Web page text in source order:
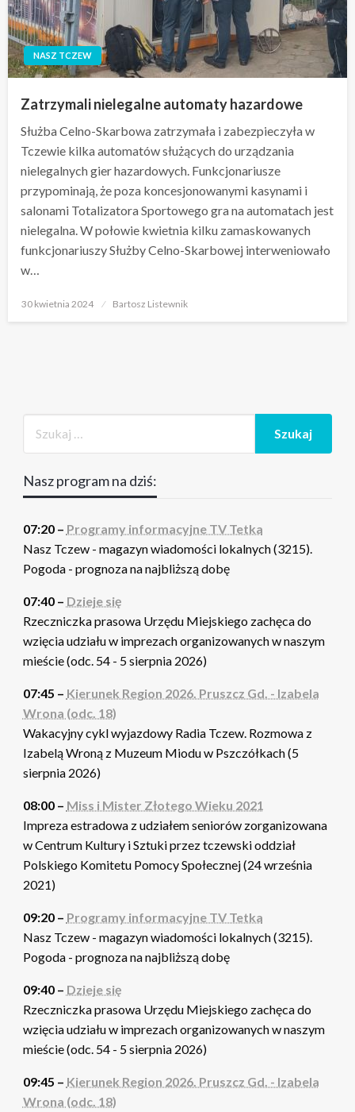
NASZ TCZEW
Zatrzymali nielegalne automaty hazardowe
Służba Celno-Skarbowa zatrzymała i zabezpieczyła w
Tczewie kilka automatów służących do urządzania
nielegalnych gier hazardowych. Funkcjonariusze
przypominają, że poza koncesjonowanymi kasynami i
salonami Totalizatora Sportowego gra na automatach jest
nielegalna. W połowie kwietnia kilku zamaskowanych
funkcjonariuszy Służby Celno-Skarbowej interweniowało
w…
Opublikowane
30 kwietnia 2024 Bartosz Listewnik
Nasz program na dziś:
07:20 – Programy informacyjne TV Tetka
Nasz Tczew - magazyn wiadomości lokalnych (3215).
Pogoda - prognoza na najbliższą dobę
07:40 – Dzieje się
Rzeczniczka prasowa Urzędu Miejskiego zachęca do
wzięcia udziału w imprezach organizowanych w naszym
mieście (odc. 54 - 5 sierpnia 2026)
07:45 – Kierunek Region 2026. Pruszcz Gd. - Izabela
Wrona (odc. 18)
Wakacyjny cykl wyjazdowy Radia Tczew. Rozmowa z
Izabelą Wroną z Muzeum Miodu w Pszczółkach (5
sierpnia 2026)
08:00 – Miss i Mister Złotego Wieku 2021
Impreza estradowa z udziałem seniorów zorganizowana
w Centrum Kultury i Sztuki przez tczewski oddział
Polskiego Komitetu Pomocy Społecznej (24 września
2021)
09:20 – Programy informacyjne TV Tetka
Nasz Tczew - magazyn wiadomości lokalnych (3215).
Pogoda - prognoza na najbliższą dobę
09:40 – Dzieje się
Rzeczniczka prasowa Urzędu Miejskiego zachęca do
wzięcia udziału w imprezach organizowanych w naszym
mieście (odc. 54 - 5 sierpnia 2026)
09:45 – Kierunek Region 2026. Pruszcz Gd. - Izabela
Wrona (odc. 18)